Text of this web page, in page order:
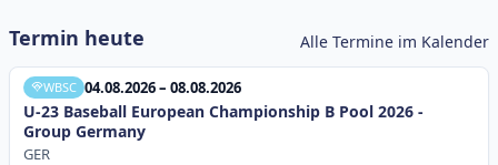
Termin heute Alle Termine im Kalender
WBSC 04.08.2026 – 08.08.2026
U-23 Baseball European Championship B Pool 2026 -
Group Germany
GER